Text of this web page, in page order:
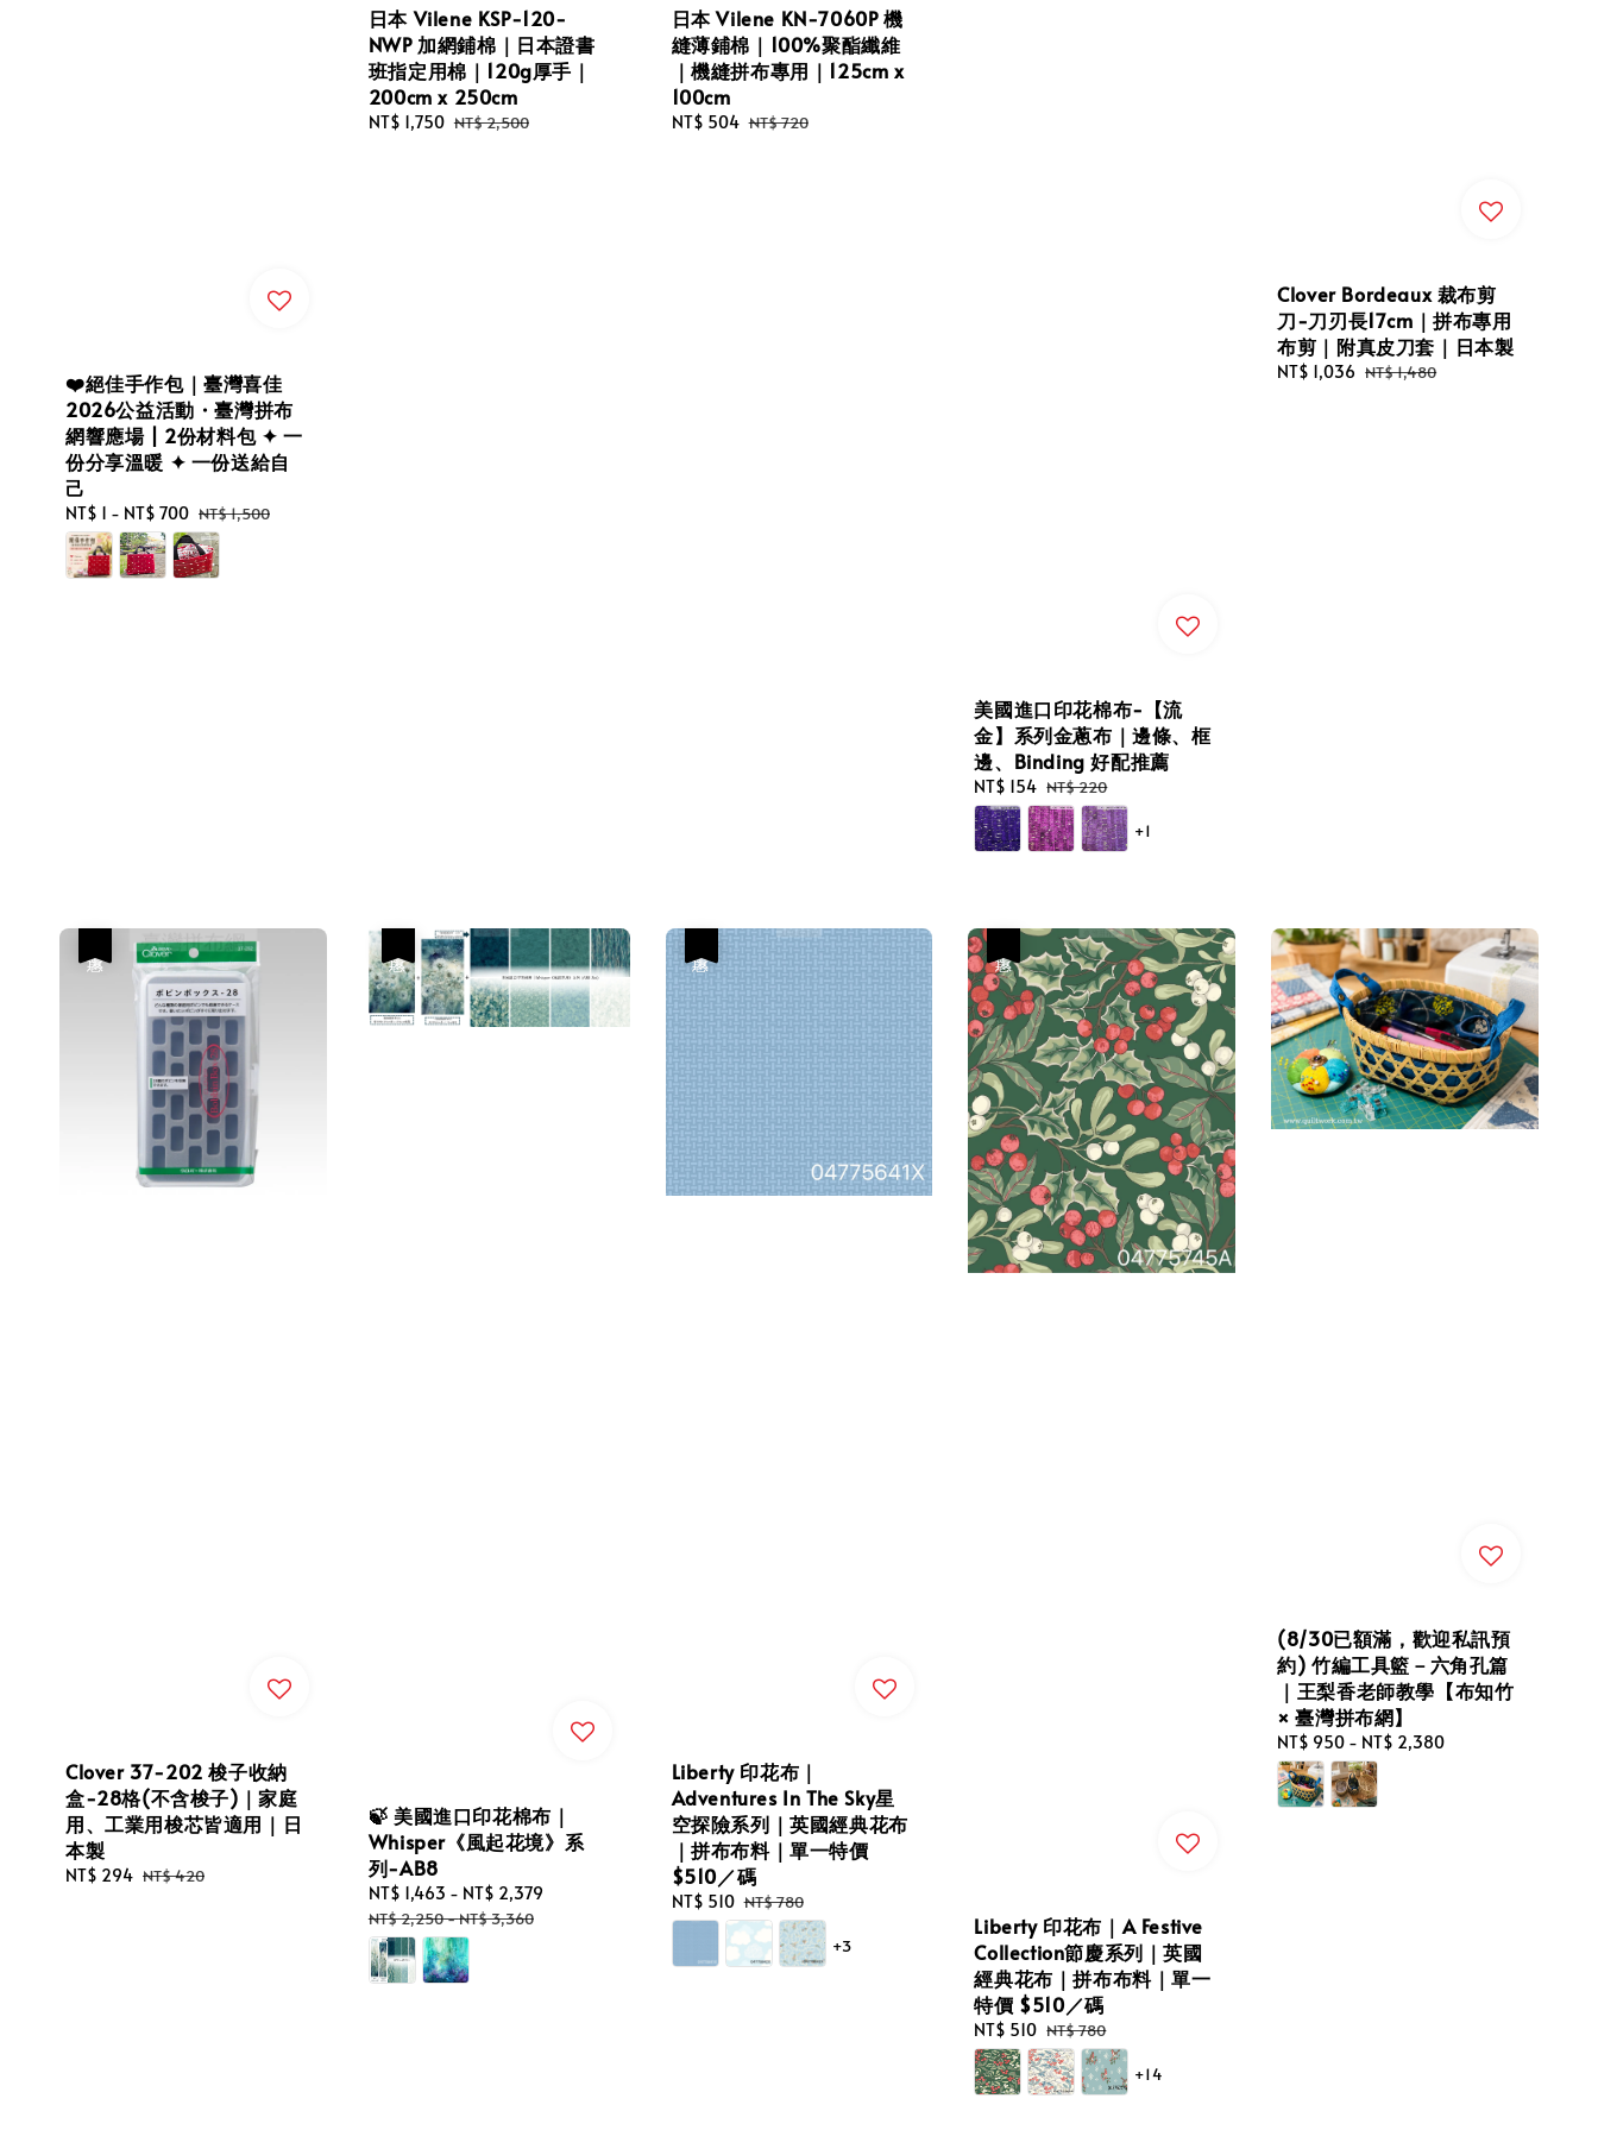
❤️絕佳手作包｜臺灣喜佳
2026公益活動・臺灣拼布
網響應場 | 2份材料包 ✦ 一
份分享溫暖 ✦ 一份送給自
己
Sale
price
NT$ 1 - NT$ 700 Regular
price
NT$ 1,500
日本 Vilene KSP-120-
NWP 加網鋪棉｜日本證書
班指定用棉｜120g厚手｜
200cm x 250cm
Sale
NT$ 1,750 Regular
NT$ 2,500
日本 Vilene KN-7060P 機
縫薄鋪棉｜100%聚酯纖維
｜機縫拼布專用｜125cm x
100cm
Sale
NT$ 504 Regular
NT$ 720
美國進口印花棉布-【流
金】系列金蔥布｜邊條、框
邊、Binding 好配推薦
Sale
price
NT$ 154 Regular
price
NT$ 220
+1
Clover Bordeaux 裁布剪
刀-刀刃長17cm｜拼布專用
布剪｜附真皮刀套｜日本製
Sale
NT$ 1,036 Regular
NT$ 1,480
Clover 37-202 梭子收納
盒-28格(不含梭子)｜家庭
用、工業用梭芯皆適用｜日
本製
Sale
NT$ 294 Regular
NT$ 420
🍃 美國進口印花棉布｜
Whisper《風起花境》系
列-AB8
Sale
price
NT$ 1,463 - NT$ 2,379
NT$ 2,250-NT$ 3,360
Liberty 印花布｜
Adventures In The Sky星
空探險系列｜英國經典花布
｜拼布布料｜單一特價
$510／碼
Sale
price
NT$ 510 Regular
price
NT$ 780
+3
Liberty 印花布｜A Festive
Collection節慶系列｜英國
經典花布｜拼布布料｜單一
特價 $510／碼
Sale
price
NT$ 510 Regular
price
NT$ 780
+14
(8/30已額滿，歡迎私訊預
約) 竹編工具籃－六角孔篇
｜王梨香老師教學【布知竹
× 臺灣拼布網】
Regular
price
NT$ 950 - NT$ 2,380